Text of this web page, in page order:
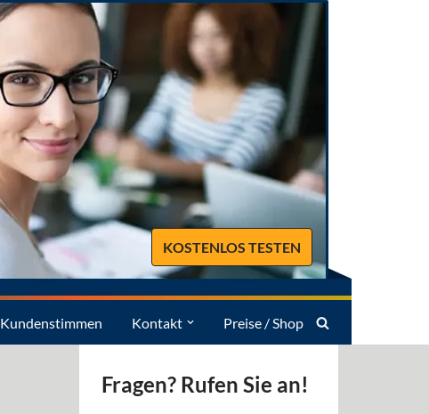
KOSTENLOS TESTEN
Kundenstimmen Kontakt Preise / Shop
Fragen? Rufen Sie an!